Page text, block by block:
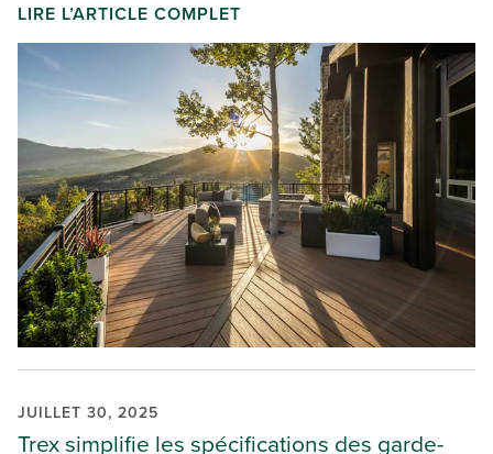
LIRE L’ARTICLE COMPLET
JUILLET 30, 2025
Trex simplifie les spécifications des garde-